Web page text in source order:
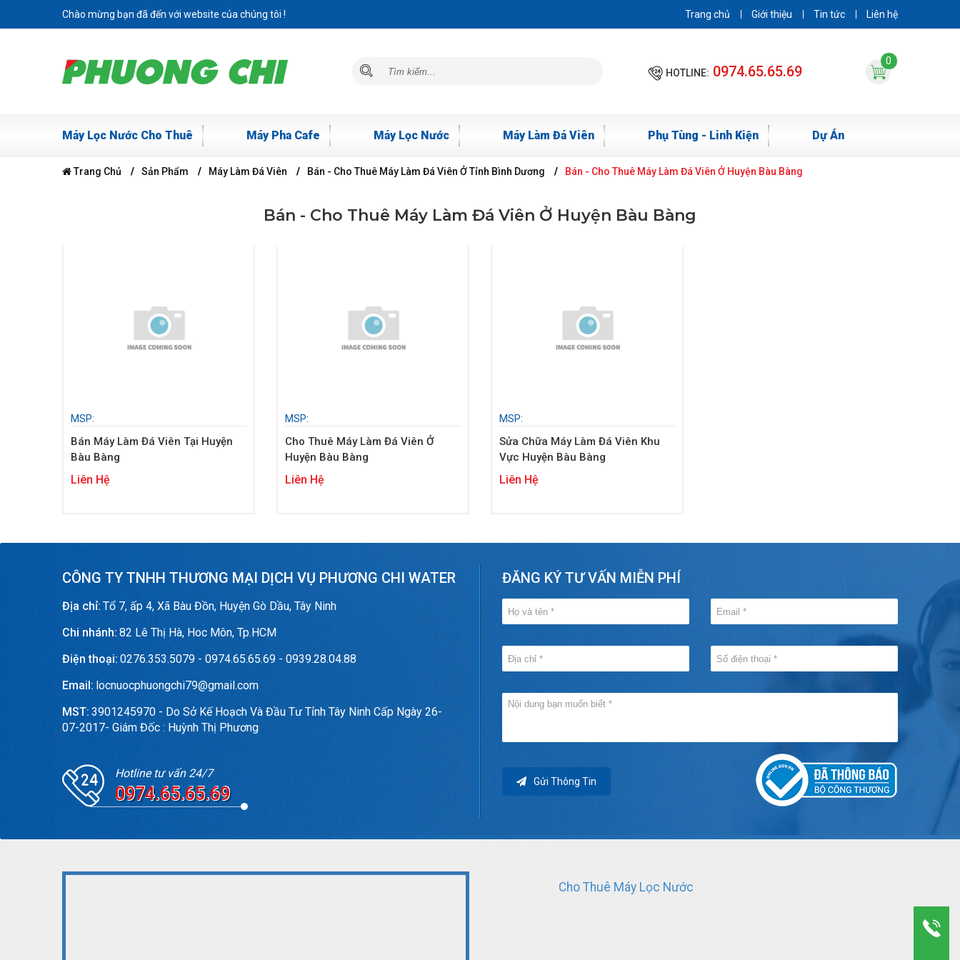
Chào mừng bạn đã đến với website của chúng tôi ! Trang chủ Giới thiệu Tin tức Liên hệ
HOTLINE: 0974.65.65.69
0
Máy Lọc Nước Cho Thuê Máy Pha Cafe Máy Lọc Nước Máy Làm Đá Viên Phụ Tùng - Linh Kiện Dự Án
Trang Chủ Sản Phẩm Máy Làm Đá Viên Bán - Cho Thuê Máy Làm Đá Viên Ở Tỉnh Bình Dương Bán - Cho Thuê Máy Làm Đá Viên Ở Huyện Bàu Bàng
Bán - Cho Thuê Máy Làm Đá Viên Ở Huyện Bàu Bàng
MSP:
Bán Máy Làm Đá Viên Tại Huyện
Bàu Bàng
Liên Hệ
MSP:
Cho Thuê Máy Làm Đá Viên Ở
Huyện Bàu Bàng
Liên Hệ
MSP:
Sửa Chữa Máy Làm Đá Viên Khu
Vực Huyện Bàu Bàng
Liên Hệ
CÔNG TY TNHH THƯƠNG MẠI DỊCH VỤ PHƯƠNG CHI WATER
Địa chỉ: Tổ 7, ấp 4, Xã Bàu Đồn, Huyện Gò Dầu, Tây Ninh
Chi nhánh: 82 Lê Thị Hà, Hoc Môn, Tp.HCM
Điện thoại: 0276.353.5079 - 0974.65.65.69 - 0939.28.04.88
Email: locnuocphuongchi79@gmail.com
MST: 3901245970 - Do Sở Kế Hoạch Và Đầu Tư Tỉnh Tây Ninh Cấp Ngày 26-
07-2017- Giám Đốc : Huỳnh Thị Phương
Hotline tư vấn 24/7
0974.65.65.69
ĐĂNG KÝ TƯ VẤN MIỄN PHÍ
Gửi Thông Tin
Cho Thuê Máy Lọc Nước